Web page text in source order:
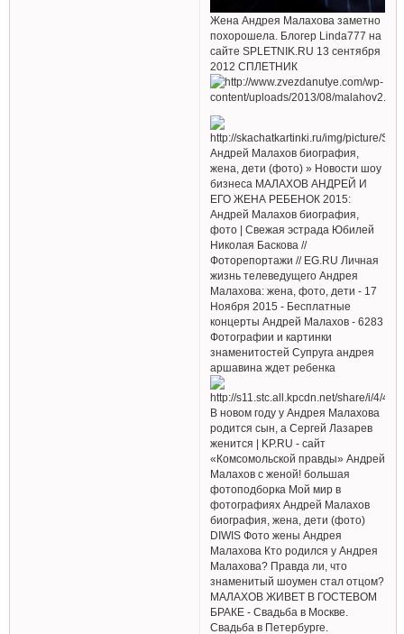
Жена Андрея Малахова заметно
похорошела. Блогер Linda777 на
сайте SPLETNIK.RU 13 сентября
2012 СПЛЕТНИК
Андрей Малахов биография,
жена, дети (фото) » Новости шоу
бизнеса МАЛАХОВ АНДРЕЙ И
ЕГО ЖЕНА РЕБЕНОК 2015:
Андрей Малахов биография,
фото | Свежая эстрада Юбилей
Николая Баскова //
Фоторепортажи // EG.RU Личная
жизнь телеведущего Андрея
Малахова: жена, фото, дети - 17
Ноября 2015 - Бесплатные
концерты Андрей Малахов - 6283
Фотографии и картинки
знаменитостей Супруга андрея
аршавина ждет ребенка
В новом году у Андрея Малахова
родится сын, а Сергей Лазарев
женится | KP.RU - сайт
«Комсомольской правды» Андрей
Малахов с женой! большая
фотоподборка Мой мир в
фотографиях Андрей Малахов
биография, жена, дети (фото)
DIWIS Фото жены Андрея
Малахова Кто родился у Андрея
Малахова? Правда ли, что
знаменитый шоумен стал отцом?
МАЛАХОВ ЖИВЕТ В ГОСТЕВОМ
БРАКЕ - Свадьба в Москве.
Свадьба в Петербурге.